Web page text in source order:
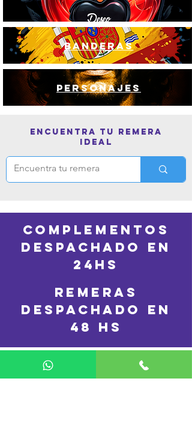
BANDERAS
PERSONAJES
Encuentra tu remera
ideal
COMPLEMENTOS
DESPACHADO en
24hs
REMERAS
DESPACHADO en
48 hs